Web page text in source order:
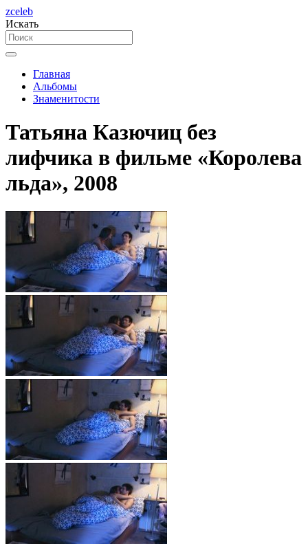
zceleb
Искать
Главная
Альбомы
Знаменитости
Татьяна Казючиц без
лифчика в фильме «Королева
льда», 2008